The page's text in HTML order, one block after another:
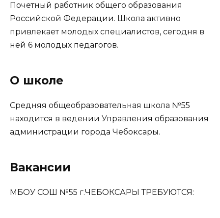
Почетный работник общего образования
Российской Федерации. Школа активно
привлекает молодых специалистов, сегодня в
ней 6 молодых педагогов.
О школе
Средняя общеобразовательная школа №55
находится в ведении Управления образования
администрации города Чебоксары.
Вакансии
МБОУ СОШ №55 г.ЧЕБОКСАРЫ ТРЕБУЮТСЯ: